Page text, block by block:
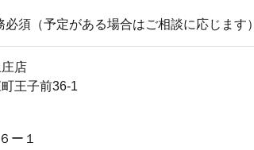
須（予定がある場合はご相談に応じます）
店
王子前36-1
ー１